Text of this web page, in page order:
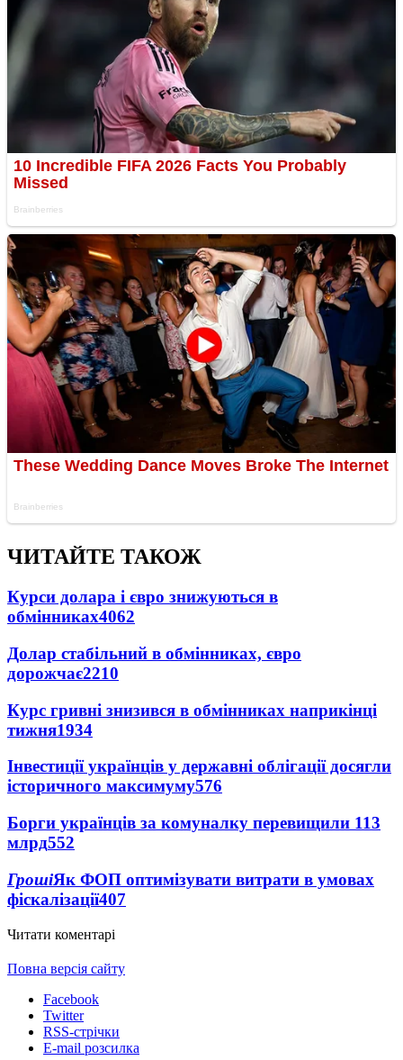
ЧИТАЙТЕ ТАКОЖ
Курси долара і євро знижуються в
обмінниках4062
Долар стабільний в обмінниках, євро
дорожчає2210
Курс гривні знизився в обмінниках наприкінці
тижня1934
Інвестиції українців у державні облігації досягли
історичного максимуму576
Борги українців за комуналку перевищили 113
млрд552
ГрошіЯк ФОП оптимізувати витрати в умовах
фіскалізації407
Читати коментарі
Повна версія сайту
Facebook
Twitter
RSS-стрічки
E-mail розсилка